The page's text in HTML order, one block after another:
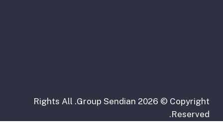
Copyright
©
2026
Sendian
Group.
All
Rights
Reserved.